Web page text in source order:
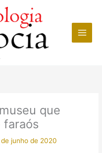
que
faraós
de junho de 2020